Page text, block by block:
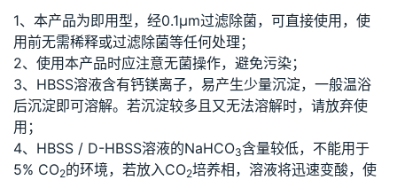
1、本产品为即用型，经0.1μm过滤除菌，可直接使用，使
用前无需稀释或过滤除菌等任何处理；
2、使用本产品时应注意无菌操作，避免污染；
3、HBSS溶液含有钙镁离子，易产生少量沉淀，一般温浴
后沉淀即可溶解。若沉淀较多且又无法溶解时，请放弃使
用；
4、HBSS / D-HBSS溶液的NaHCO3含量较低，不能用于
5% CO2的环境，若放入CO2培养相，溶液将迅速变酸，使